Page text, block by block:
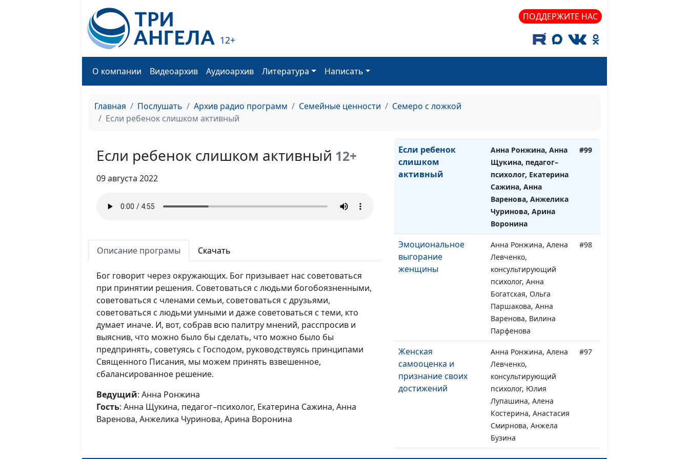
12+
ПОДДЕРЖИТЕ НАС
О компании Видеоархив Аудиоархив Литература Написать
Главная Послушать Архив радио программ Семейные ценности
Семеро с ложкой
Если ребенок слишком активный
Если ребенок слишком активный 12+
09 августа 2022
Описание програмы Скачать
Бог говорит через окружающих. Бог призывает нас советоваться
при принятии решения. Советоваться с людьми богобоязненными,
советоваться с членами семьи, советоваться с друзьями,
советоваться с людьми умными и даже советоваться с теми, кто
думает иначе. И, вот, собрав всю палитру мнений, расспросив и
выяснив, что можно было бы сделать, что можно было бы
предпринять, советуясь с Господом, руководствуясь принципами
Священного Писания, мы можем принять взвешенное,
сбалансированное решение.
Ведущий: Анна Ронжина
Гость: Анна Щукина, педагог–психолог, Екатерина Сажина, Анна
Варенова, Анжелика Чуринова, Арина Воронина
Сергеева, Татьяна
Тимонина, Гегецик
Шахназарян
Подростковые
Анна Ронжина, Алина
#100
Если ребенок
слишком
активный
Анна Ронжина, Анна
Щукина, педагог–
психолог, Екатерина
Сажина, Анна
Варенова, Анжелика
Чуринова, Арина
Воронина
#99
Эмоциональное
выгорание
женщины
Анна Ронжина, Алена
Левченко,
консультирующий
психолог, Анна
Богатская, Ольга
Паршакова, Анна
Варенова, Вилина
Парфенова
#98
Женская
самооценка и
признание своих
достижений
Анна Ронжина, Алена
Левченко,
консультирующий
психолог, Юлия
Лупашина, Алена
Костерина, Анастасия
Смирнова, Анжела
Бузина
#97